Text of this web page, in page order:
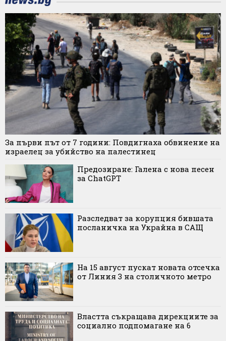
За първи път от 7 години: Повдигнаха обвинение на
израелец за убийство на палестинец
Предозиране: Галена с нова песен
за ChatGPT
Разследват за корупция бившата
посланичка на Украйна в САЩ
На 15 август пускат новата отсечка
от Линия 3 на столичното метро
Властта съкращава дирекциите за
социално подпомагане на 6